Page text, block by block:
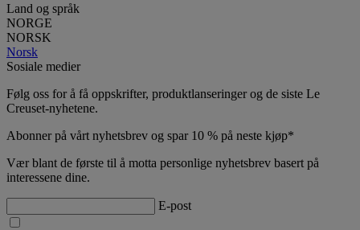
Land og språk
NORGE
NORSK
Norsk
Sosiale medier
Følg oss for å få oppskrifter, produktlanseringer og de siste Le
Creuset-nyhetene.
Abonner på vårt nyhetsbrev og spar 10 % på neste kjøp*
Vær blant de første til å motta personlige nyhetsbrev basert på
interessene dine.
E-post